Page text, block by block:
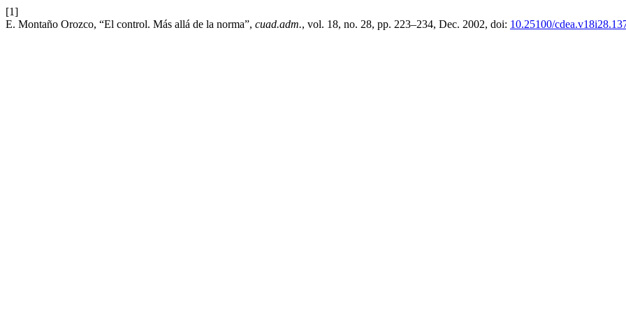
[1]
E. Montaño Orozco, “El control. Más allá de la norma”, cuad.adm., vol. 18, no. 28, pp. 223–234, Dec. 2002, doi: 10.25100/